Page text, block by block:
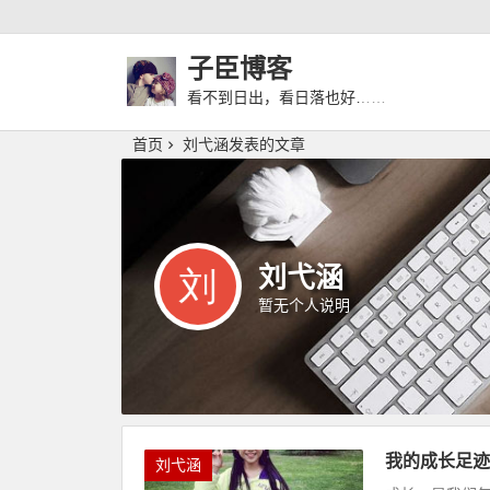
子臣博客
看不到日出，看日落也好……
首页 刘弋涵发表的文章
刘弋涵
暂无个人说明
刘弋涵 我的成长足